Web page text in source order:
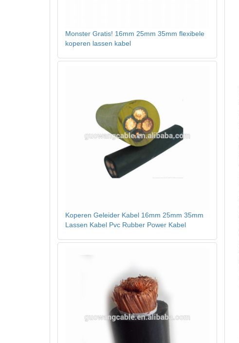
Monster Gratis! 16mm 25mm 35mm flexibele
koperen lassen kabel
Koperen Geleider Kabel 16mm 25mm 35mm
Lassen Kabel Pvc Rubber Power Kabel